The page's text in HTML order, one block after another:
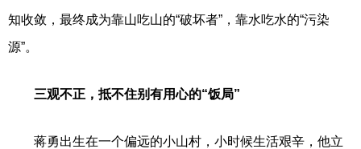
知收敛，最终成为靠山吃山的“破坏者”，靠水吃水的“污染
源”。
三观不正，抵不住别有用心的“饭局”
蒋勇出生在一个偏远的小山村，小时候生活艰辛，他立